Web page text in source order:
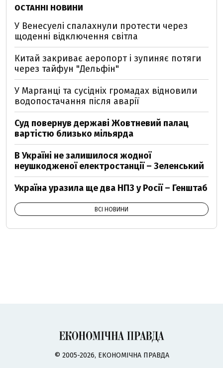
ОСТАННІ НОВИНИ
У Венесуелі спалахнули протести через
щоденні відключення світла
Китай закриває аеропорт і зупиняє потяги
через тайфун "Дельфін"
У Марганці та сусідніх громадах відновили
водопостачання після аварії
Суд повернув державі Жовтневий палац
вартістю близько мільярда
В Україні не залишилося жодної
неушкодженої електростанції – Зеленський
Україна уразила ще два НПЗ у Росії – Генштаб
ВСІ НОВИНИ
© 2005-2026, ЕКОНОМІЧНА ПРАВДА